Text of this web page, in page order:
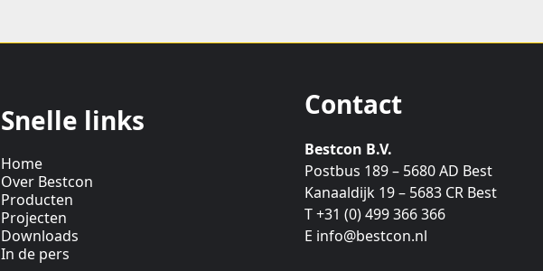
Snelle links
Home
Over Bestcon
Producten
Projecten
Downloads
In de pers
Contact
Bestcon B.V.
Postbus 189 – 5680 AD Best
Kanaaldijk 19 – 5683 CR Best
T +31 (0) 499 366 366
E info@bestcon.nl